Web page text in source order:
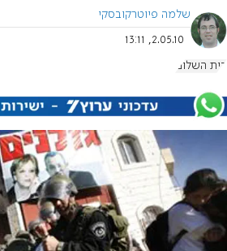
שלמה פיוטרקובסקי
2.05.10, 13:11
בית השלום